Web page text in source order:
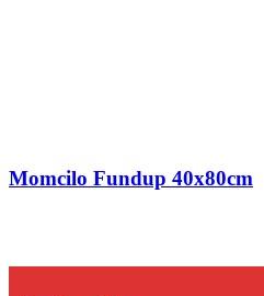
Momcilo Fundup 40x80cm